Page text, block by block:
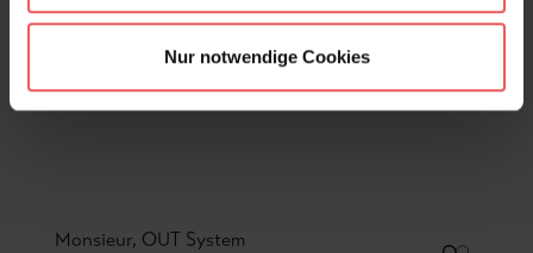
Nur notwendige Cookies
Monsieur, OUT System